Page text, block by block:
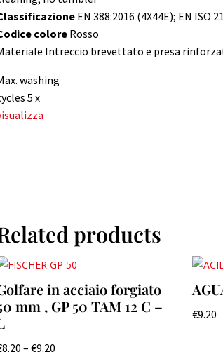
EN 388:2016 (4X44E); EN ISO
coloreRosso
Intreccio brevettato e presa
washing
5 x
products
in acciaio forgiato
mm , GP 50 TAM 12 C –
8.20 –€9.20
€9.20